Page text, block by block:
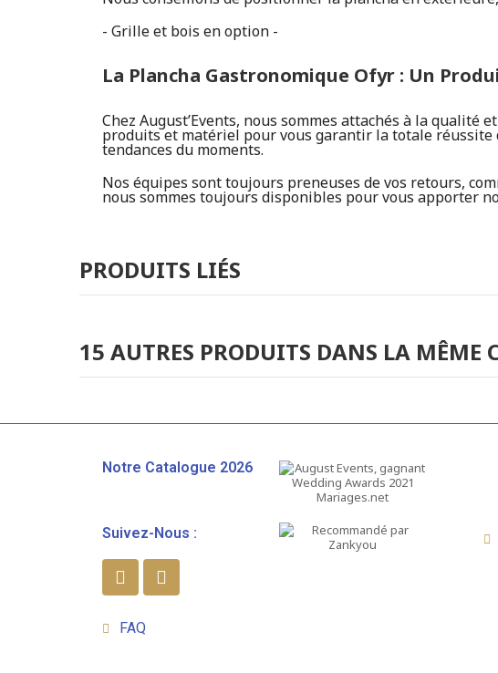
- Grille et bois en option -
La Plancha Gastronomique Ofyr : Un
Chez August’Events, nous sommes attachés à la qualité
produits et matériel pour vous garantir la totale réussite
tendances du moments.
Nos équipes sont toujours preneuses de vos retours,
nous sommes toujours disponibles pour vous apporter
PRODUITS LIÉS
15 AUTRES PRODUITS DANS LA MÊME
Notre Catalogue 2026
Suivez-Nous :
FAQ